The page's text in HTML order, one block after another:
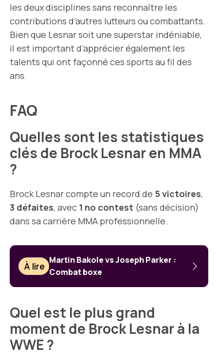
les deux disciplines sans reconnaître les
contributions d’autres lutteurs ou combattants.
Bien que Lesnar soit une superstar indéniable,
il est important d’apprécier également les
talents qui ont façonné ces sports au fil des
ans.
FAQ
Quelles sont les statistiques
clés de Brock Lesnar en MMA
?
Brock Lesnar compte un record de 5 victoires,
3 défaites, avec 1 no contest (sans décision)
dans sa carrière MMA professionnelle.
À lire
Martin Bakole vs Joseph Parker :
Combat boxe
Quel est le plus grand
moment de Brock Lesnar à la
WWE ?